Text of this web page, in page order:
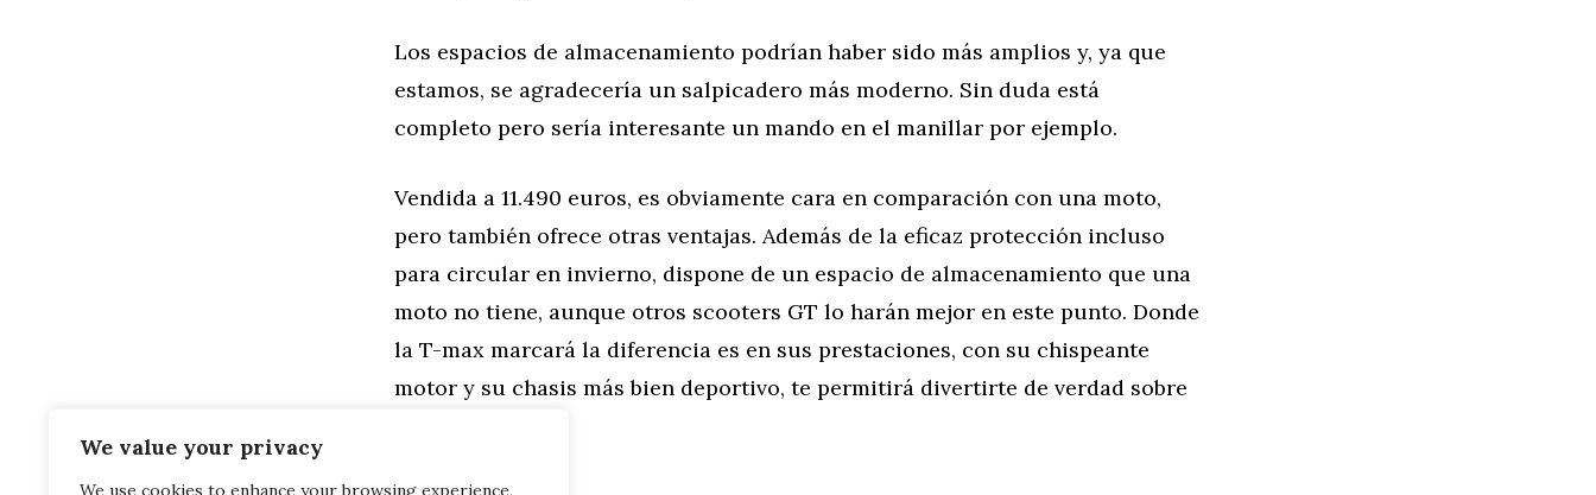
We value your privacy
We use cookies to enhance your browsing experience,
Los espacios de almacenamiento podrían haber sido más amplios y, ya que
estamos, se agradecería un salpicadero más moderno. Sin duda está
completo pero sería interesante un mando en el manillar por ejemplo.
Vendida a 11.490 euros, es obviamente cara en comparación con una moto,
pero también ofrece otras ventajas. Además de la eficaz protección incluso
para circular en invierno, dispone de un espacio de almacenamiento que una
moto no tiene, aunque otros scooters GT lo harán mejor en este punto. Donde
la T-max marcará la diferencia es en sus prestaciones, con su chispeante
motor y su chasis más bien deportivo, te permitirá divertirte de verdad sobre